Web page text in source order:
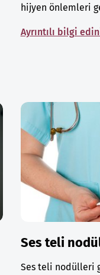
hijyen önlemleri
Ayrıntılı bilgi
Ses teli
Ses teli nodülleri